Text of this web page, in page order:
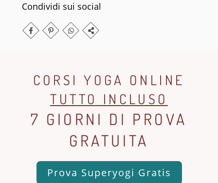
Condividi sui social
CORSI YOGA ONLINE
TUTTO INCLUSO
7 GIORNI DI PROVA
GRATUITA
Prova Superyogi Gratis